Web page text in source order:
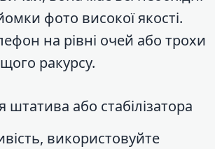
фото високої якості.
на рівні очей або трохи
ракурсу.
або стабілізатора
використовуйте